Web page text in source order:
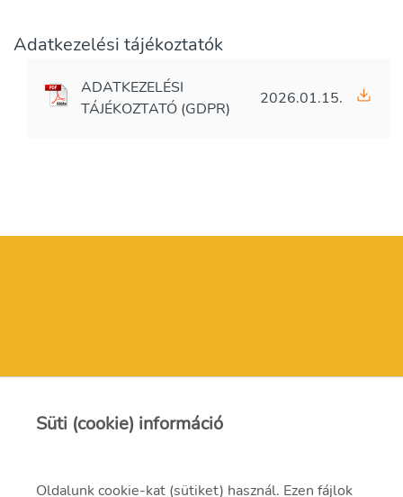
Adatkezelési tájékoztatók
ADATKEZELÉSI
TÁJÉKOZTATÓ (GDPR)
2026.01.15.
Süti (cookie) információ
Oldalunk cookie-kat (sütiket) használ. Ezen fájlok